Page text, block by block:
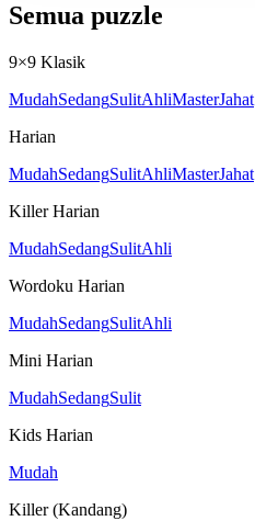
Semua puzzle
9×9 Klasik
MudahSedangSulitAhliMasterJahat
Harian
MudahSedangSulitAhliMasterJahat
Killer Harian
MudahSedangSulitAhli
Wordoku Harian
MudahSedangSulitAhli
Mini Harian
MudahSedangSulit
Kids Harian
Mudah
Killer (Kandang)